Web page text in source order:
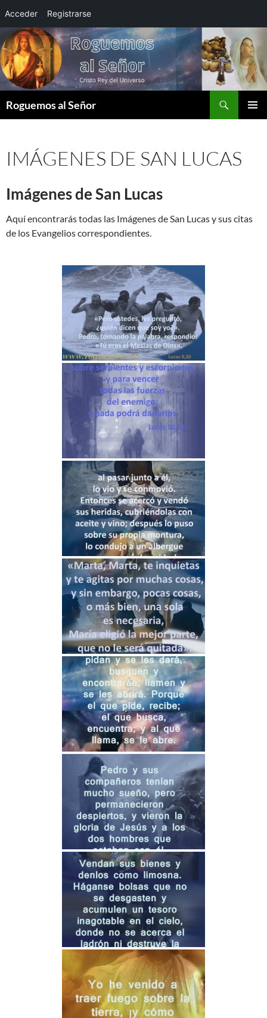
Acceder Registrarse
Saltar
al
contenido
Roguemos al Señor
IMÁGENES DE SAN LUCAS
Imágenes de San Lucas
Aquí encontrarás todas las Imágenes de San Lucas y sus citas
de los Evangelios correspondientes.